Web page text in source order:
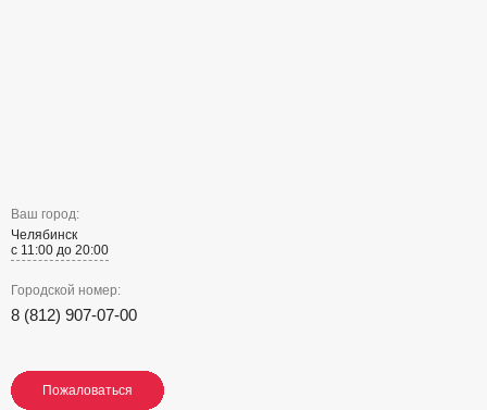
Ваш город:
Челябинск
с 11:00 до 20:00
Городской номер:
8 (812) 907-07-00
Пожаловаться
Пожаловаться
Пожаловаться